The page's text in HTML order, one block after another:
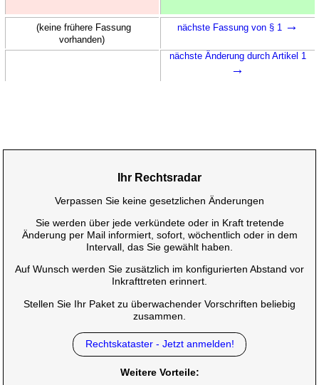
(keine frühere Fassung
vorhanden)
nächste Fassung von § 1 →
nächste Änderung durch Artikel 1
→
Ihr Rechtsradar
Verpassen Sie keine gesetzlichen Änderungen
Sie werden über jede verkündete oder in Kraft tretende
Änderung per Mail informiert, sofort, wöchentlich oder in dem
Intervall, das Sie gewählt haben.
Auf Wunsch werden Sie zusätzlich im konfigurierten Abstand vor
Inkrafttreten erinnert.
Stellen Sie Ihr Paket zu überwachender Vorschriften beliebig
zusammen.
Rechtskataster - Jetzt anmelden!
Weitere Vorteile: